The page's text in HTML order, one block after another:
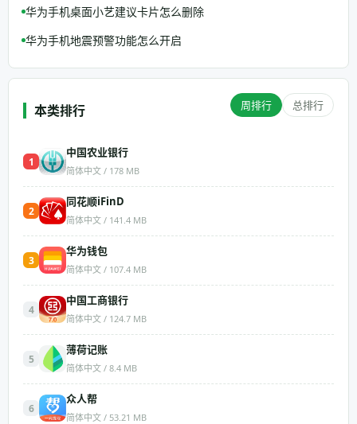
华为手机桌面小艺建议卡片怎么删除
华为手机地震预警功能怎么开启
本类排行 周排行 总排行
1
中国农业银行
简体中文 / 178 MB
2
同花顺iFinD
简体中文 / 141.4 MB
3
华为钱包
简体中文 / 107.4 MB
4
中国工商银行
简体中文 / 124.7 MB
5
薄荷记账
简体中文 / 8.4 MB
6
众人帮
简体中文 / 53.21 MB